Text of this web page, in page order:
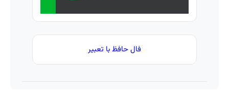
فال حافظ با تعبیر